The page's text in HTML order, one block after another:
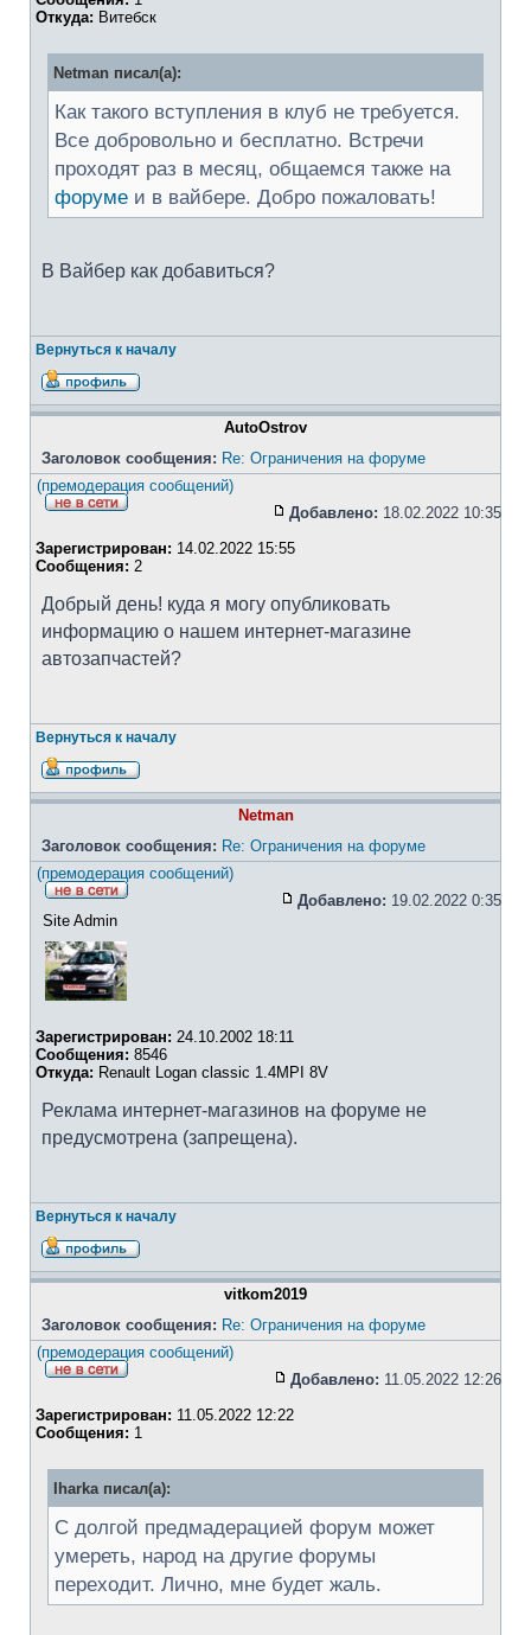
Откуда: Витебск
Netman писал(а):
Как такого вступления в клуб не требуется.
Все добровольно и бесплатно. Встречи
проходят раз в месяц, общаемся также на
форуме и в вайбере. Добро пожаловать!
В Вайбер как добавиться?
Вернуться к началу
AutoOstrov
Заголовок сообщения: Re: Ограничения на форуме
(премодерация сообщений)
Добавлено: 18.02.2022 10:35
Зарегистрирован: 14.02.2022 15:55
Сообщения: 2
Добрый день! куда я могу опубликовать
информацию о нашем интернет-магазине
автозапчастей?
Вернуться к началу
Netman
Заголовок сообщения: Re: Ограничения на форуме
(премодерация сообщений)
Добавлено: 19.02.2022 0:35
Site Admin
Зарегистрирован: 24.10.2002 18:11
Сообщения: 8546
Откуда: Renault Logan classic 1.4MPI 8V
Реклама интернет-магазинов на форуме не
предусмотрена (запрещена).
Вернуться к началу
vitkom2019
Заголовок сообщения: Re: Ограничения на форуме
(премодерация сообщений)
Добавлено: 11.05.2022 12:26
Зарегистрирован: 11.05.2022 12:22
Сообщения: 1
Iharka писал(а):
С долгой предмадерацией форум может
умереть, народ на другие форумы
переходит. Лично, мне будет жаль.